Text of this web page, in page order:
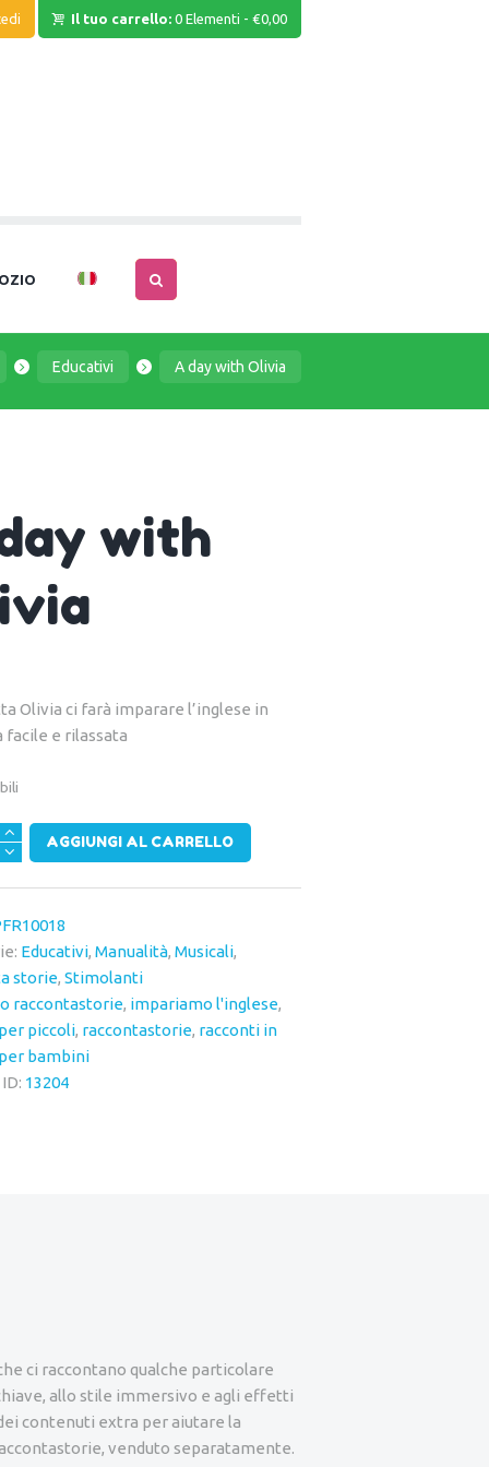
Il tuo carrello: 0 Elementi -€0,00
Educativi A day with Olivia
with
Olivia ci farà imparare l’inglese in
facile e rilassata
AGGIUNGI AL CARRELLO
Educativi, Manualità, Musicali,
storie, Stimolanti
raccontastorie, impariamo l'inglese,
piccoli, raccontastorie, racconti in
bambini
13204
ci raccontano qualche particolare
allo stile immersivo e agli effetti
contenuti extra per aiutare la
venduto separatamente.